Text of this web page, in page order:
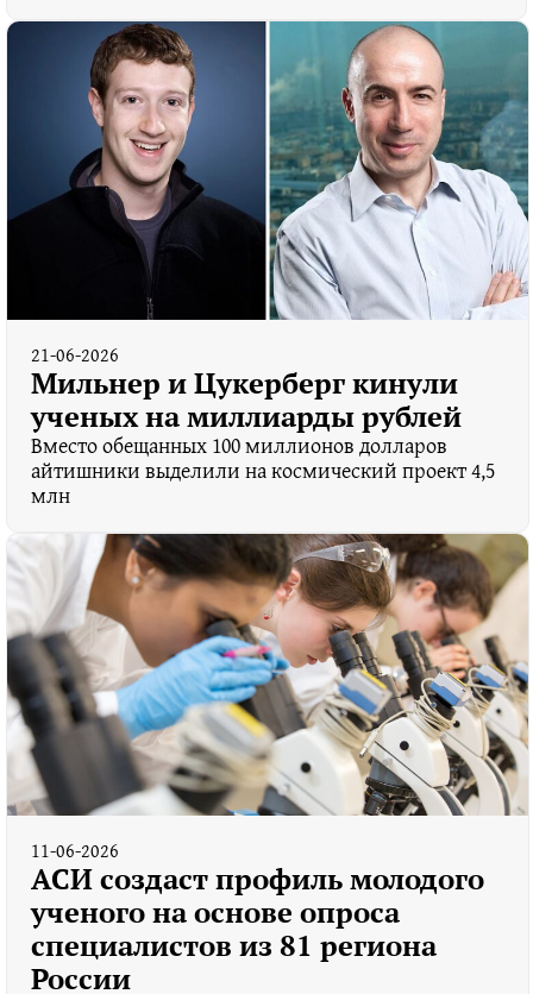
21-06-2026
Мильнер и Цукерберг кинули
ученых на миллиарды рублей
Вместо обещанных 100 миллионов долларов
айтишники выделили на космический проект 4,5
млн
11-06-2026
АСИ создаст профиль молодого
ученого на основе опроса
специалистов из 81 региона
России